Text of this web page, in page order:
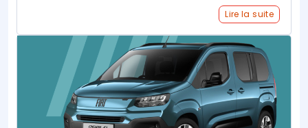
Lire la suite